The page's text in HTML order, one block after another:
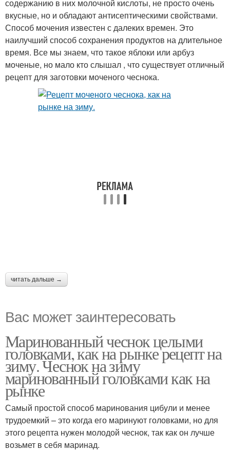
содержанию в них молочной кислоты, не просто очень
вкусные, но и обладают антисептическими свойствами.
Способ мочения известен с далеких времен. Это
наилучший способ сохранения продуктов на длительное
время. Все мы знаем, что такое яблоки или арбуз
моченые, но мало кто слышал , что существует отличный
рецепт для заготовки моченого чеснока.
читать дальше →
Вас может заинтересовать
Маринованный чеснок целыми
головками, как на рынке рецепт на
зиму. Чеснок на зиму
маринованный головками как на
рынке
Самый простой способ маринования цибули и менее
трудоемкий – это когда его маринуют головками, но для
этого рецепта нужен молодой чеснок, так как он лучше
возьмет в себя маринад.